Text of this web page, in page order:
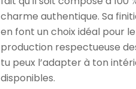
charme authentique. Sa
en font un choix idéal pour
production respectueuse
tu peux l’adapter à ton
disponibles.